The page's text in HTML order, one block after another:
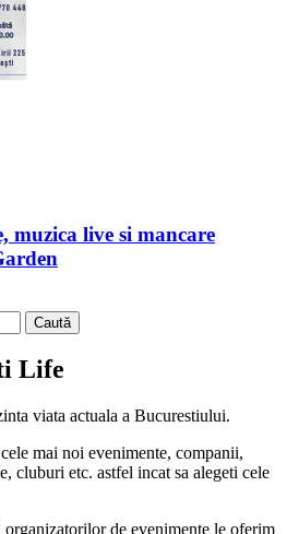
muzica live si mancare
Life
viata actuala a Bucurestiului.
mai noi evenimente, companii,
cluburi etc. astfel incat sa alegeti cele
de evenimente le oferim